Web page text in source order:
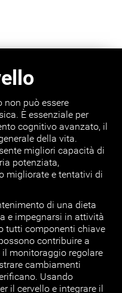
non può essere
È essenziale per
cognitivo avanzato, il
della vita.
migliori capacità di
potenziata,
migliorate e tentativi di
di una dieta
e impegnarsi in attività
tutti componenti chiave
contribuire a
monitoraggio regolare
cambiamenti
Usando
il cervello e integrare il